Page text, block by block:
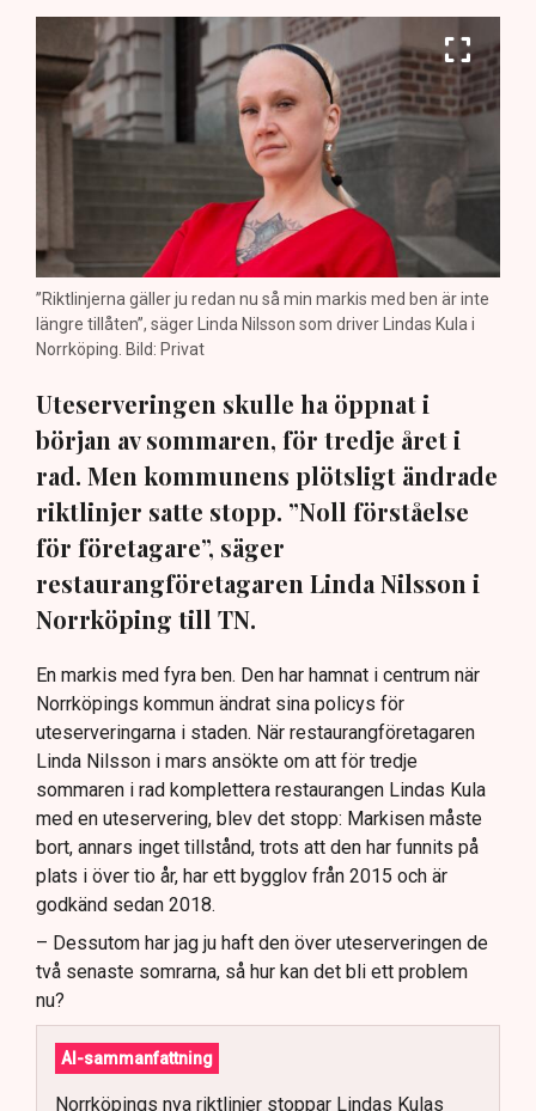
”Riktlinjerna gäller ju redan nu så min markis med ben är inte
längre tillåten”, säger Linda Nilsson som driver Lindas Kula i
Norrköping. Bild: Privat
Uteserveringen skulle ha öppnat i
början av sommaren, för tredje året i
rad. Men kommunens plötsligt ändrade
riktlinjer satte stopp. ”Noll förståelse
för företagare”, säger
restaurangföretagaren Linda Nilsson i
Norrköping till TN.
En markis med fyra ben. Den har hamnat i centrum när
Norrköpings kommun ändrat sina policys för
uteserveringarna i staden. När restaurangföretagaren
Linda Nilsson i mars ansökte om att för tredje
sommaren i rad komplettera restaurangen Lindas Kula
med en uteservering, blev det stopp: Markisen måste
bort, annars inget tillstånd, trots att den har funnits på
plats i över tio år, har ett bygglov från 2015 och är
godkänd sedan 2018.
– Dessutom har jag ju haft den över uteserveringen de
två senaste somrarna, så hur kan det bli ett problem
nu?
AI-sammanfattning
Norrköpings nya riktlinjer stoppar Lindas Kulas